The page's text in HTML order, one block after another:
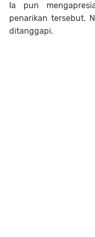
Ia pun
penarikan tersebut.
ditanggapi.